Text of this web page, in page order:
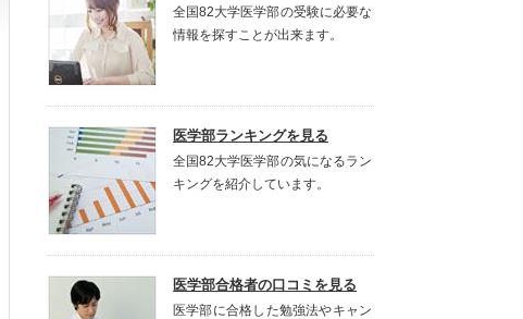
全国82大学医学部の受験に必要な
情報を探すことが出来ます。
医学部ランキングを見る
全国82大学医学部の気になるラン
キングを紹介しています。
医学部合格者の口コミを見る
医学部に合格した勉強法やキャン